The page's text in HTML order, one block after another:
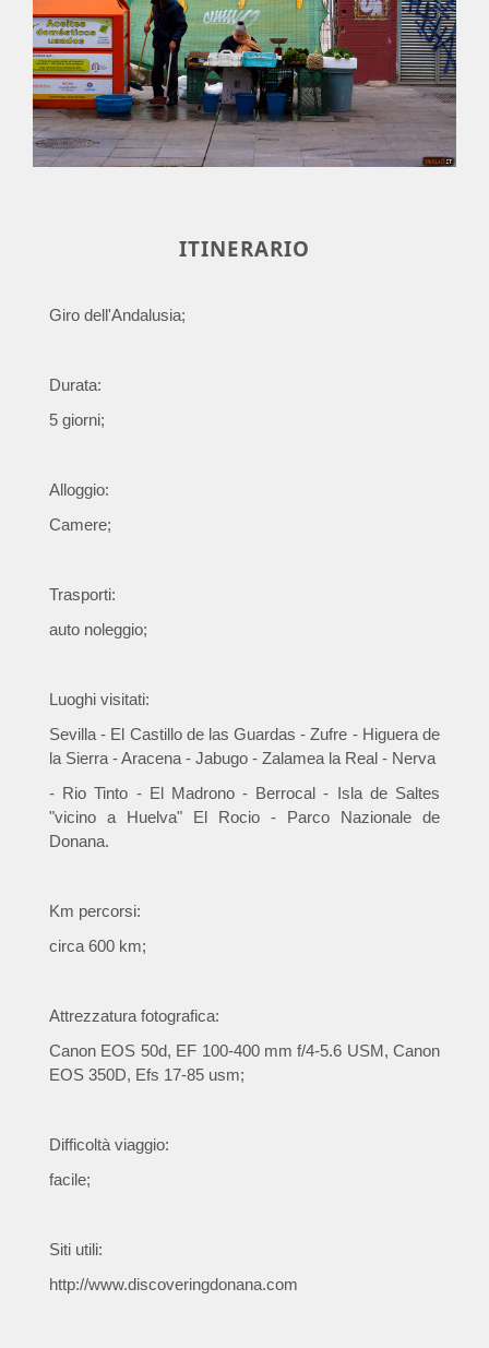
ITINERARIO
Giro dell'Andalusia;
Durata:
5 giorni;
Alloggio:
Camere;
Trasporti:
auto noleggio;
Luoghi visitati:
Sevilla - El Castillo de las Guardas - Zufre - Higuera de
la Sierra - Aracena - Jabugo - Zalamea la Real - Nerva
- Rio Tinto - El Madrono - Berrocal - Isla de Saltes
"vicino a Huelva" El Rocio - Parco Nazionale de
Donana.
Km percorsi:
circa 600 km;
Attrezzatura fotografica:
Canon EOS 50d, EF 100-400 mm f/4-5.6 USM, Canon
EOS 350D, Efs 17-85 usm;
Difficoltà viaggio:
facile;
Siti utili:
http://www.discoveringdonana.com